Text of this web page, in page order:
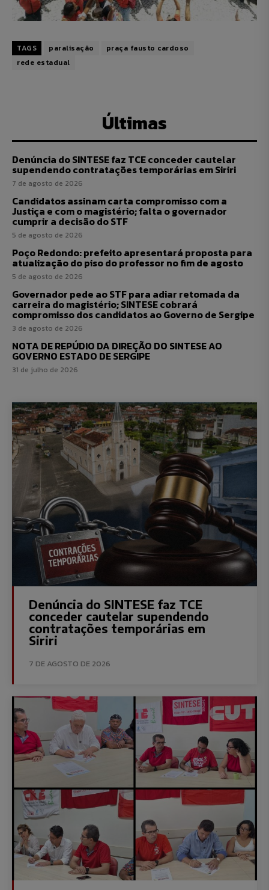
TAGS paralisação
praça fausto cardoso
rede estadual
Últimas
Denúncia do SINTESE faz TCE conceder cautelar
supendendo contratações temporárias em Siriri
7 de agosto de 2026
Candidatos assinam carta compromisso com a
Justiça e com o magistério; falta o governador
cumprir a decisão do STF
5 de agosto de 2026
Poço Redondo: prefeito apresentará proposta para
atualização do piso do professor no fim de agosto
5 de agosto de 2026
Governador pede ao STF para adiar retomada da
carreira do magistério; SINTESE cobrará
compromisso dos candidatos ao Governo de Sergipe
3 de agosto de 2026
NOTA DE REPÚDIO DA DIREÇÃO DO SINTESE AO
GOVERNO ESTADO DE SERGIPE
31 de julho de 2026
Denúncia do SINTESE faz TCE
conceder cautelar supendendo
contratações temporárias em
Siriri
7 DE AGOSTO DE 2026